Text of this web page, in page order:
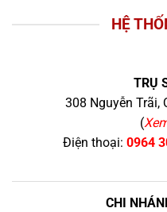
HỆ
TRỤ
308 Nguyễn Trãi,
(
Điện thoại: 0964
CHI